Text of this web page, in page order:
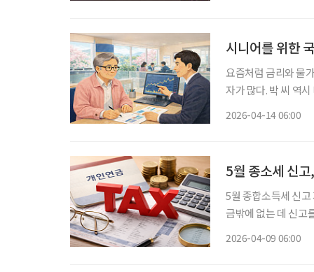
시니어를 위한
요즘처럼 금리와 물
자가 많다. 박 씨 역
2026-04-14 06:00
5월 종소세 신
5월 종합소득세 신
금밖에 없는 데 신고
2026-04-09 06:00